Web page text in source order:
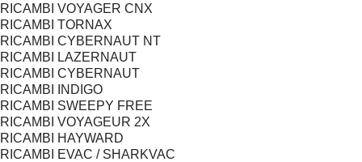
RICAMBI VOYAGER CNX
RICAMBI TORNAX
RICAMBI CYBERNAUT NT
RICAMBI LAZERNAUT
RICAMBI CYBERNAUT
RICAMBI INDIGO
RICAMBI SWEEPY FREE
RICAMBI VOYAGEUR 2X
RICAMBI HAYWARD
RICAMBI EVAC / SHARKVAC